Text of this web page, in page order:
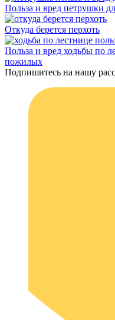
Польза и вред петрушки
Откуда берется перхоть
Польза и вред ходьбы по
пожилых
Подпишитесь на нашу